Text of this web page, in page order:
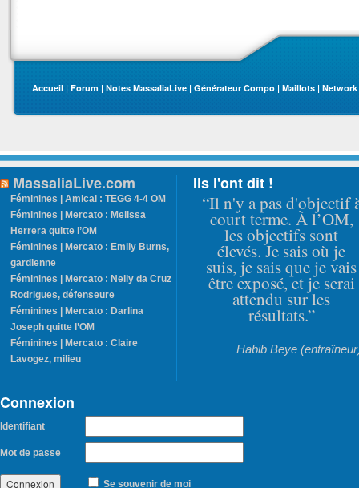
Accueil | Forum | Notes MassaliaLive | Générateur Compo | Maillots | Network
MassaliaLive.com
Féminines | Amical : TEGG 4-4 OM
Féminines | Mercato : Melissa
Herrera quitte l’OM
Féminines | Mercato : Emily Burns,
gardienne
Féminines | Mercato : Nelly da Cruz
Rodrigues, défenseure
Féminines | Mercato : Darlina
Joseph quitte l’OM
Féminines | Mercato : Claire
Lavogez, milieu
Ils l'ont dit !
“Il n'y a pas d'objectif
court terme. À l’OM,
les objectifs sont
élevés. Je sais où je
suis, je sais que je vais
être exposé, et je serai
attendu sur les
résultats.”
Habib Beye
Connexion
Identifiant
Mot de passe
Se souvenir de moi